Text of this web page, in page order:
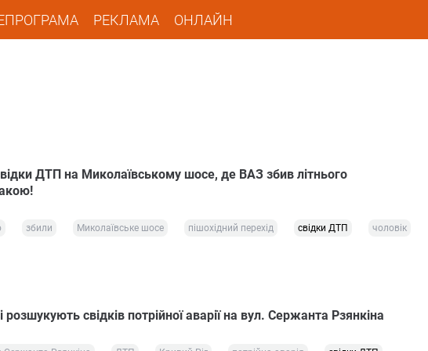
РЕКЛАМА ОНЛАЙН
ДТП на Миколаївському шосе, де ВАЗ збив літнього
збили Миколаївське шосе пішохідний перехід свідки ДТП чоловік
свідків потрійної аварії на вул. Сержанта Рзянкіна